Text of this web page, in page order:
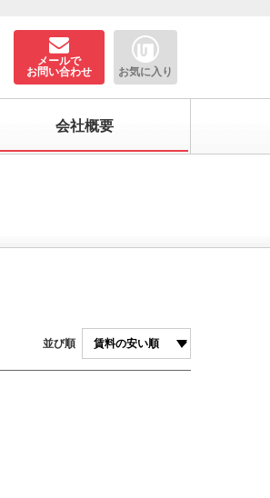
メールで
お問い合わせ お気に入り
会社概要
並び順